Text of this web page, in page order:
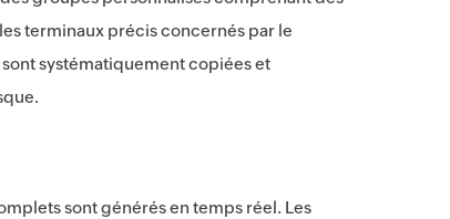
terminaux précis concernés par le
systématiquement copiées et
sont générés en temps réel. Les